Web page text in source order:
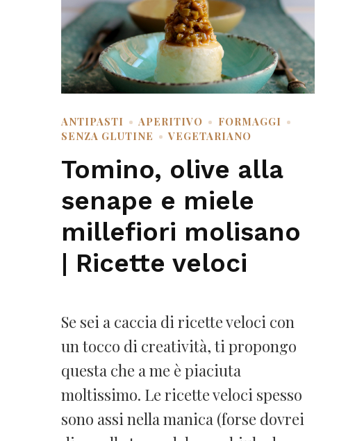
ANTIPASTI APERITIVO
FORMAGGI
SENZA GLUTINE
VEGETARIANO
Tomino, olive alla
senape e miele
millefiori molisano
| Ricette veloci
Se sei a caccia di ricette veloci con
un tocco di creatività, ti propongo
questa che a me è piaciuta
moltissimo. Le ricette veloci spesso
sono assi nella manica (forse dovrei